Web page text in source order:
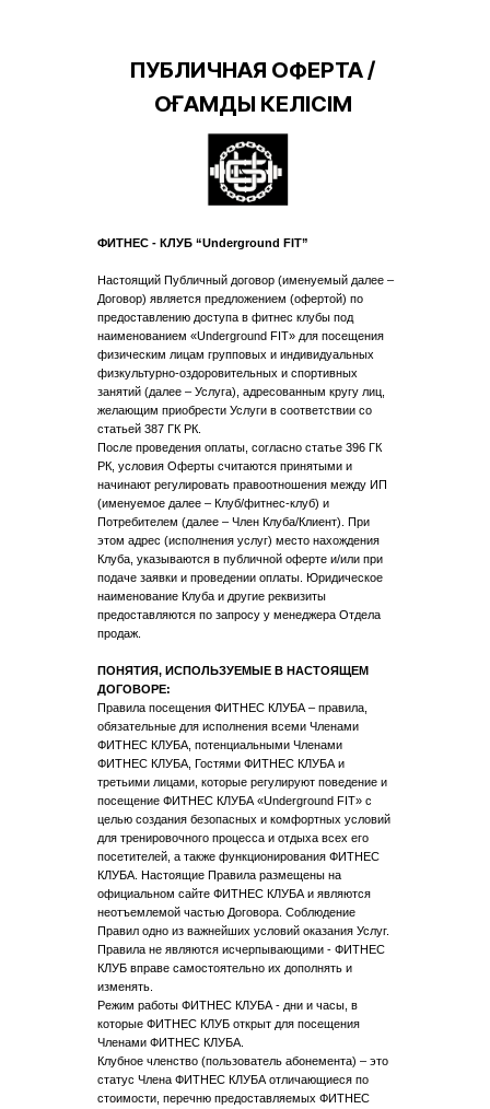
ФИТНЕС - КЛУБ “Underground FIT”
Настоящий Публичный договор (именуемый далее –
Договор) является предложением (офертой) по
предоставлению доступа в фитнес клубы под
наименованием «Underground FIT» для посещения
физическим лицам групповых и индивидуальных
физкультурно-оздоровительных и спортивных
занятий (далее – Услуга), адресованным кругу лиц,
желающим приобрести Услуги в соответствии со
статьей 387 ГК РК.
После проведения оплаты, согласно статье 396 ГК
РК, условия Оферты считаются принятыми и
начинают регулировать правоотношения между ИП
(именуемое далее – Клуб/фитнес-клуб) и
Потребителем (далее – Член Клуба/Клиент). При
этом адрес (исполнения услуг) место нахождения
Клуба, указываются в публичной оферте и/или при
подаче заявки и проведении оплаты. Юридическое
наименование Клуба и другие реквизиты
предоставляются по запросу у менеджера Отдела
продаж.
ПОНЯТИЯ, ИСПОЛЬЗУЕМЫЕ В НАСТОЯЩЕМ
ДОГОВОРЕ:
Правила посещения ФИТНЕС КЛУБА – правила,
обязательные для исполнения всеми Членами
ФИТНЕС КЛУБА, потенциальными Членами
ФИТНЕС КЛУБА, Гостями ФИТНЕС КЛУБА и
третьими лицами, которые регулируют поведение и
посещение ФИТНЕС КЛУБА «Underground FIT» с
целью создания безопасных и комфортных условий
для тренировочного процесса и отдыха всех его
посетителей, а также функционирования ФИТНЕС
КЛУБА. Настоящие Правила размещены на
официальном сайте ФИТНЕС КЛУБА и являются
неотъемлемой частью Договора. Соблюдение
Правил одно из важнейших условий оказания Услуг.
Правила не являются исчерпывающими - ФИТНЕС
КЛУБ вправе самостоятельно их дополнять и
изменять.
Режим работы ФИТНЕС КЛУБА - дни и часы, в
которые ФИТНЕС КЛУБ открыт для посещения
Членами ФИТНЕС КЛУБА.
Клубное членство (пользователь абонемента) – это
статус Члена ФИТНЕС КЛУБА отличающиеся по
стоимости, перечню предоставляемых ФИТНЕС
ПУБЛИЧНАЯ ОФЕРТА /
ҚОҒАМДЫҚ КЕЛІСІМ